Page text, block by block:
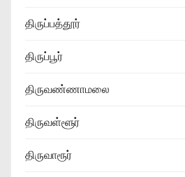
திருப்பத்தூர்
திருப்பூர்
திருவண்ணாமலை
திருவள்ளூர்
திருவாரூர்